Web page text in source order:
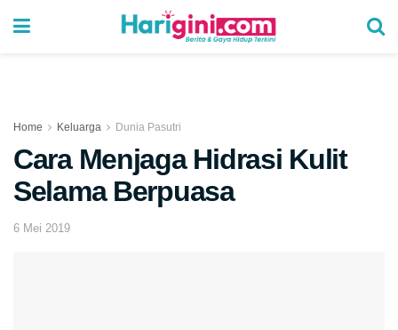
Home Keluarga Dunia Pasutri
Cara Menjaga Hidrasi Kulit
Selama Berpuasa
6 Mei 2019